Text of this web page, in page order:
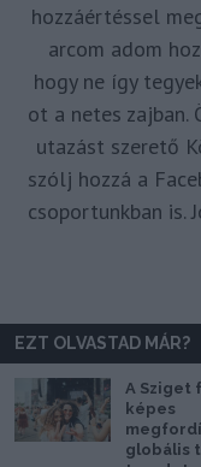
hozzáértéssel
arcom adom
hogy ne így
ot a netes zajban.
utazást szerető
szólj hozzá a
csoportunkban is.
EZT OLVASTAD MÁR?
A Sziget
képes
globális